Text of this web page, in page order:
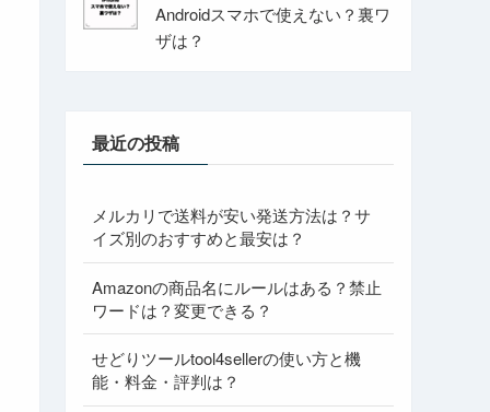
Androidスマホで使えない？裏ワ
ザは？
最近の投稿
メルカリで送料が安い発送方法は？サ
イズ別のおすすめと最安は？
Amazonの商品名にルールはある？禁止
ワードは？変更できる？
せどりツールtool4sellerの使い方と機
能・料金・評判は？